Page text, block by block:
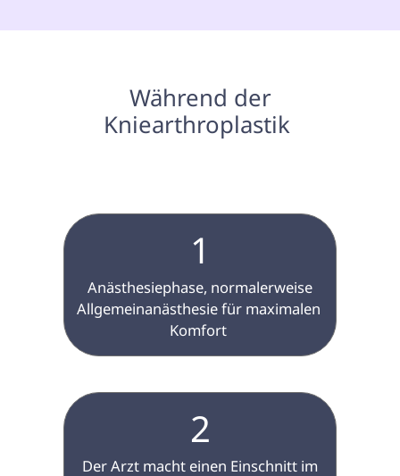
Kniearthroplastik
1
Allgemeinanästhesie für maximalen
Komfort
2